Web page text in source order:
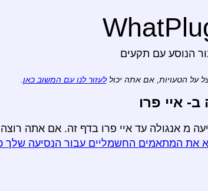
הנוסע עם תקעים
על הטעויות, אם אתה יכוללעזור לנו עם המשוב כאן
איי פרו
מ אנגולה עד איי פרו בדף זה. אם אתה
את המתאמים החשמליים עבור הנסיעה שלך